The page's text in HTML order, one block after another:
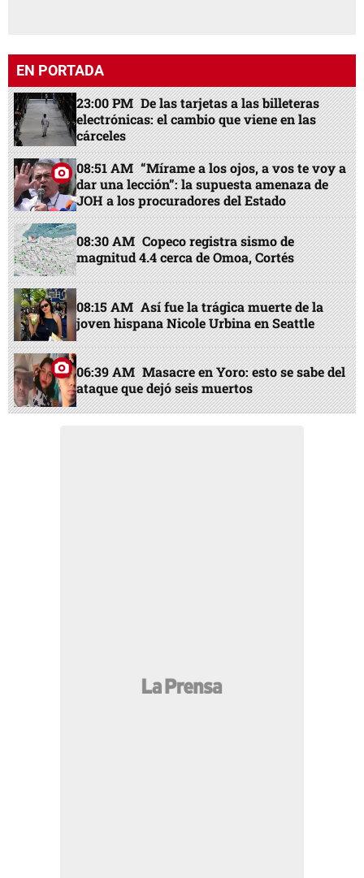
EN PORTADA
23:00 PM De las tarjetas a las billeteras
electrónicas: el cambio que viene en las
cárceles
08:51 AM “Mírame a los ojos, a vos te voy a
dar una lección”: la supuesta amenaza de
JOH a los procuradores del Estado
08:30 AM Copeco registra sismo de
magnitud 4.4 cerca de Omoa, Cortés
08:15 AM Así fue la trágica muerte de la
joven hispana Nicole Urbina en Seattle
06:39 AM Masacre en Yoro: esto se sabe del
ataque que dejó seis muertos